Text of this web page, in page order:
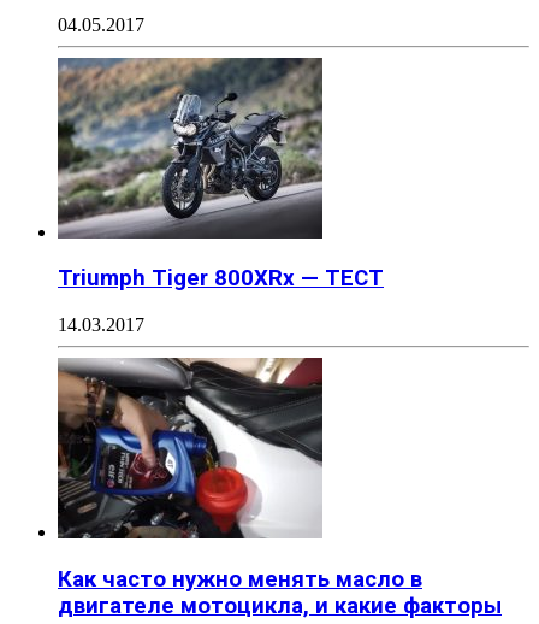
04.05.2017
Triumph Tiger 800XRx — ТЕСТ
14.03.2017
Как часто нужно менять масло в
двигателе мотоцикла, и какие факторы